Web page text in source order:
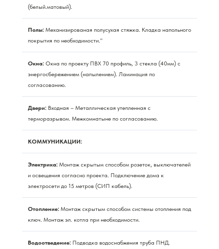
(белый.матовый).
Полы: Механизированая полусухая стяжка. Кладка напольного
покрытия по необходимости."
Окна: Окна по проекту ПВХ 70 профиль, 3 стекла (40мм) с
энергосбережением (напылением). Ламинация по
согласованию.
Двери: Входная – Металлическая утепленная с
терморазрывом. Межкомнатыне по согласованию.
КОММУНИКАЦИИ:
Электрика: Монтаж скрытым способом розеток, выключателей
и освещения согласно проекта. Подключение дома к
электросети до 15 метров (СИП кабель).
Отопление: Монтаж скрытым способом системы отопления под
ключ. Монтаж эл. котла при необходимости.
Водоотведение: Подводка водоснабжения труба ПНД.